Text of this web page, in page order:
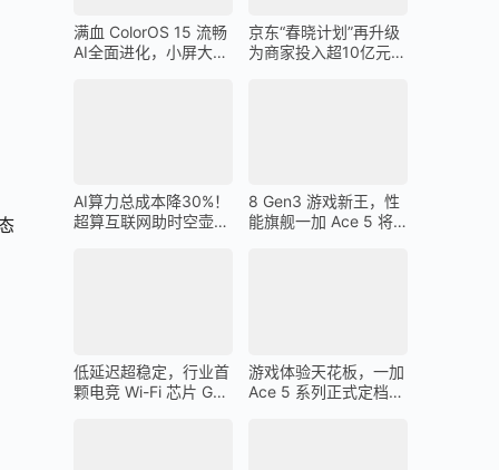
满血 ColorOS 15 流畅
AI全面进化，小屏大魔
京东“春晓计划”再升级
为商家投入超10亿元广
AI算力总成本降30%！
超算互联网助时空壶高
8 Gen3 游戏新王，性
能旗舰一加 Ace 5 将
低延迟超稳定，行业首
颗电竞 Wi-Fi 芯片 G1
游戏体验天花板，一加
Ace 5 系列正式定档